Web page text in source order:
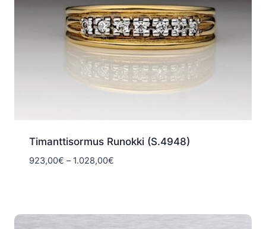
Timanttisormus Runokki (S.4948)
923,00€ – 1.028,00€Hintaluokka: